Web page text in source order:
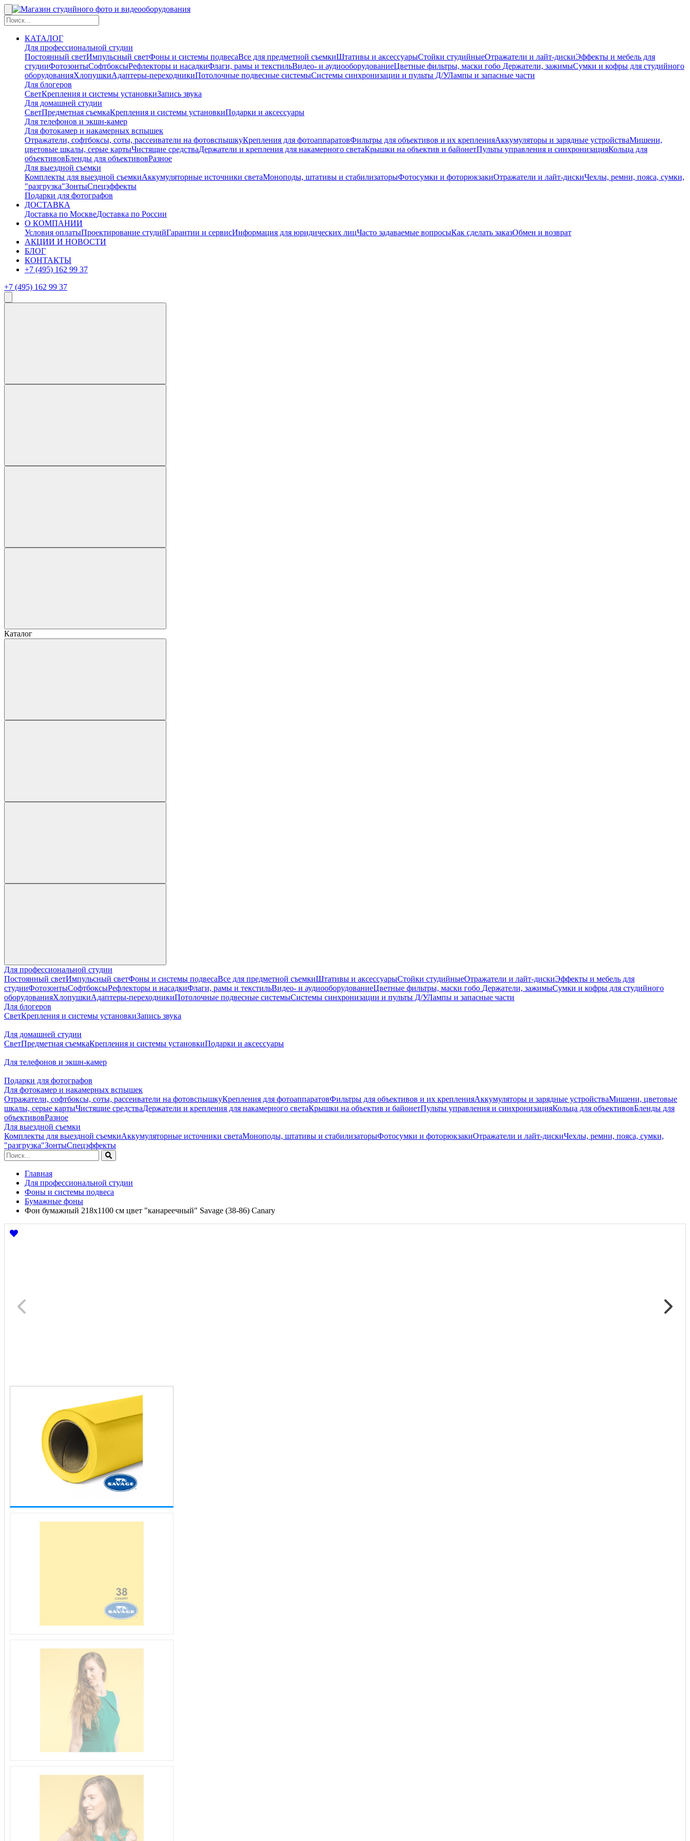
КАТАЛОГ
Для профессиональной студии
Постоянный светИмпульсный светФоны и системы подвесаВсе для предметной съемкиШтативы и аксессуарыСтойки студийныеОтражатели и лайт-дискиЭффекты и мебель для
студииФотозонтыСофтбоксыРефлекторы и насадкиФлаги, рамы и текстильВидео- и аудиооборудованиеЦветные фильтры, маски гобо Держатели, зажимыСумки и кофры для студийного
оборудованияХлопушкиАдаптеры-переходникиПотолочные подвесные системыСистемы синхронизации и пульты Д/УЛампы и запасные части
Для блогеров
СветКрепления и системы установкиЗапись звука
Для домашней студии
СветПредметная съемкаКрепления и системы установкиПодарки и аксессуары
Для телефонов и экшн-камер
Для фотокамер и накамерных вспышек
Отражатели, софтбоксы, соты, рассеиватели на фотовспышкуКрепления для фотоаппаратовФильтры для объективов и их крепленияАккумуляторы и зарядные устройстваМишени,
цветовые шкалы, серые картыЧистящие средстваДержатели и крепления для накамерного светаКрышки на объектив и байонетПульты управления и синхронизацияКольца для
объективовБленды для объективовРазное
Для выездной съемки
Комплекты для выездной съемкиАккумуляторные источники светаМоноподы, штативы и стабилизаторыФотосумки и фоторюкзакиОтражатели и лайт-дискиЧехлы, ремни, пояса, сумки,
"разгрузка"ЗонтыСпецэффекты
Подарки для фотографов
ДОСТАВКА
Доставка по МосквеДоставка по России
О КОМПАНИИ
Условия оплатыПроектирование студийГарантии и сервисИнформация для юридических лицЧасто задаваемые вопросыКак сделать заказОбмен и возврат
АКЦИИ И НОВОСТИ
БЛОГ
КОНТАКТЫ
+7 (495) 162 99 37
+7 (495) 162 99 37
Каталог
Для профессиональной студии
Постоянный светИмпульсный светФоны и системы подвесаВсе для предметной съемкиШтативы и аксессуарыСтойки студийныеОтражатели и лайт-дискиЭффекты и мебель для
студииФотозонтыСофтбоксыРефлекторы и насадкиФлаги, рамы и текстильВидео- и аудиооборудованиеЦветные фильтры, маски гобо Держатели, зажимыСумки и кофры для студийного
оборудованияХлопушкиАдаптеры-переходникиПотолочные подвесные системыСистемы синхронизации и пульты Д/УЛампы и запасные части
Для блогеров
СветКрепления и системы установкиЗапись звука
Для домашней студии
СветПредметная съемкаКрепления и системы установкиПодарки и аксессуары
Для телефонов и экшн-камер
Подарки для фотографов
Для фотокамер и накамерных вспышек
Отражатели, софтбоксы, соты, рассеиватели на фотовспышкуКрепления для фотоаппаратовФильтры для объективов и их крепленияАккумуляторы и зарядные устройстваМишени, цветовые
шкалы, серые картыЧистящие средстваДержатели и крепления для накамерного светаКрышки на объектив и байонетПульты управления и синхронизацияКольца для объективовБленды для
объективовРазное
Для выездной съемки
Комплекты для выездной съемкиАккумуляторные источники светаМоноподы, штативы и стабилизаторыФотосумки и фоторюкзакиОтражатели и лайт-дискиЧехлы, ремни, пояса, сумки,
"разгрузка"ЗонтыСпецэффекты
Главная
Для профессиональной студии
Фоны и системы подвеса
Бумажные фоны
Фон бумажный 218x1100 см цвет "канареечный" Savage (38-86) Canary